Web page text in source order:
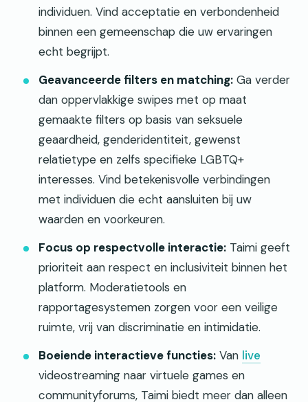
individuen. Vind acceptatie en verbondenheid
binnen een gemeenschap die uw ervaringen
echt begrijpt.
Geavanceerde filters en matching: Ga verder
dan oppervlakkige swipes met op maat
gemaakte filters op basis van seksuele
geaardheid, genderidentiteit, gewenst
relatietype en zelfs specifieke LGBTQ+
interesses. Vind betekenisvolle verbindingen
met individuen die echt aansluiten bij uw
waarden en voorkeuren.
Focus op respectvolle interactie: Taimi geeft
prioriteit aan respect en inclusiviteit binnen het
platform. Moderatietools en
rapportagesystemen zorgen voor een veilige
ruimte, vrij van discriminatie en intimidatie.
Boeiende interactieve functies: Van live
videostreaming naar virtuele games en
communityforums, Taimi biedt meer dan alleen